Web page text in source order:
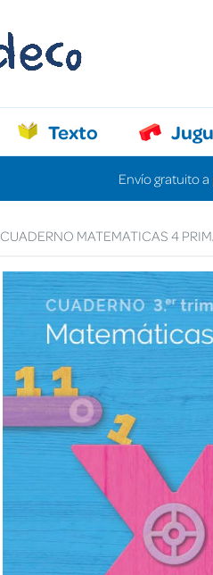
Texto
Envío gratuito
CUADERNO MATEMATICAS 4